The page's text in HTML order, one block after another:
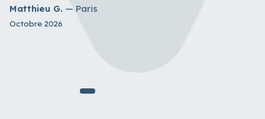
Matthieu G. — Paris
Octobre 2026